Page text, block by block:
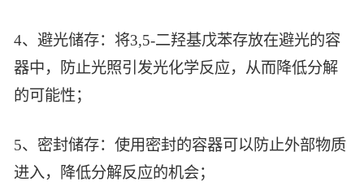
4、避光储存：将3,5-二羟基戊苯存放在避光的容
器中，防止光照引发光化学反应，从而降低分解
的可能性；
5、密封储存：使用密封的容器可以防止外部物质
进入，降低分解反应的机会；